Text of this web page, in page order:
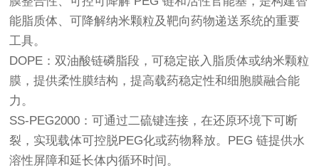
能脂质体、可降解纳米颗粒及靶向药物递送系统的重要
工具。
DOPE：双油酸链磷脂段，可稳定嵌入脂质体或纳米颗粒
膜，提供柔性膜结构，提高载药稳定性和细胞膜融合能
力。
SS-PEG2000：可通过二硫键连接，在还原环境下可断
裂，实现载体可控脱PEG化或药物释放。PEG 链提供水
溶性屏障和延长体内循环时间。